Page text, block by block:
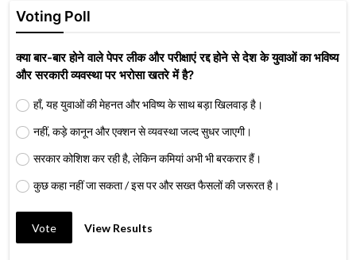
Voting Poll
क्या बार-बार होने वाले पेपर लीक और परीक्षाएं रद्द होने से देश के युवाओं का भविष्य
और सरकारी व्यवस्था पर भरोसा खतरे में है?
हाँ, यह युवाओं की मेहनत और भविष्य के साथ बड़ा खिलवाड़ है।
नहीं, कड़े कानून और एक्शन से व्यवस्था जल्द सुधर जाएगी।
सरकार कोशिश कर रही है, लेकिन कमियां अभी भी बरकरार हैं।
कुछ कहा नहीं जा सकता / इस पर और सख्त फैसलों की जरूरत है।
Vote View Results